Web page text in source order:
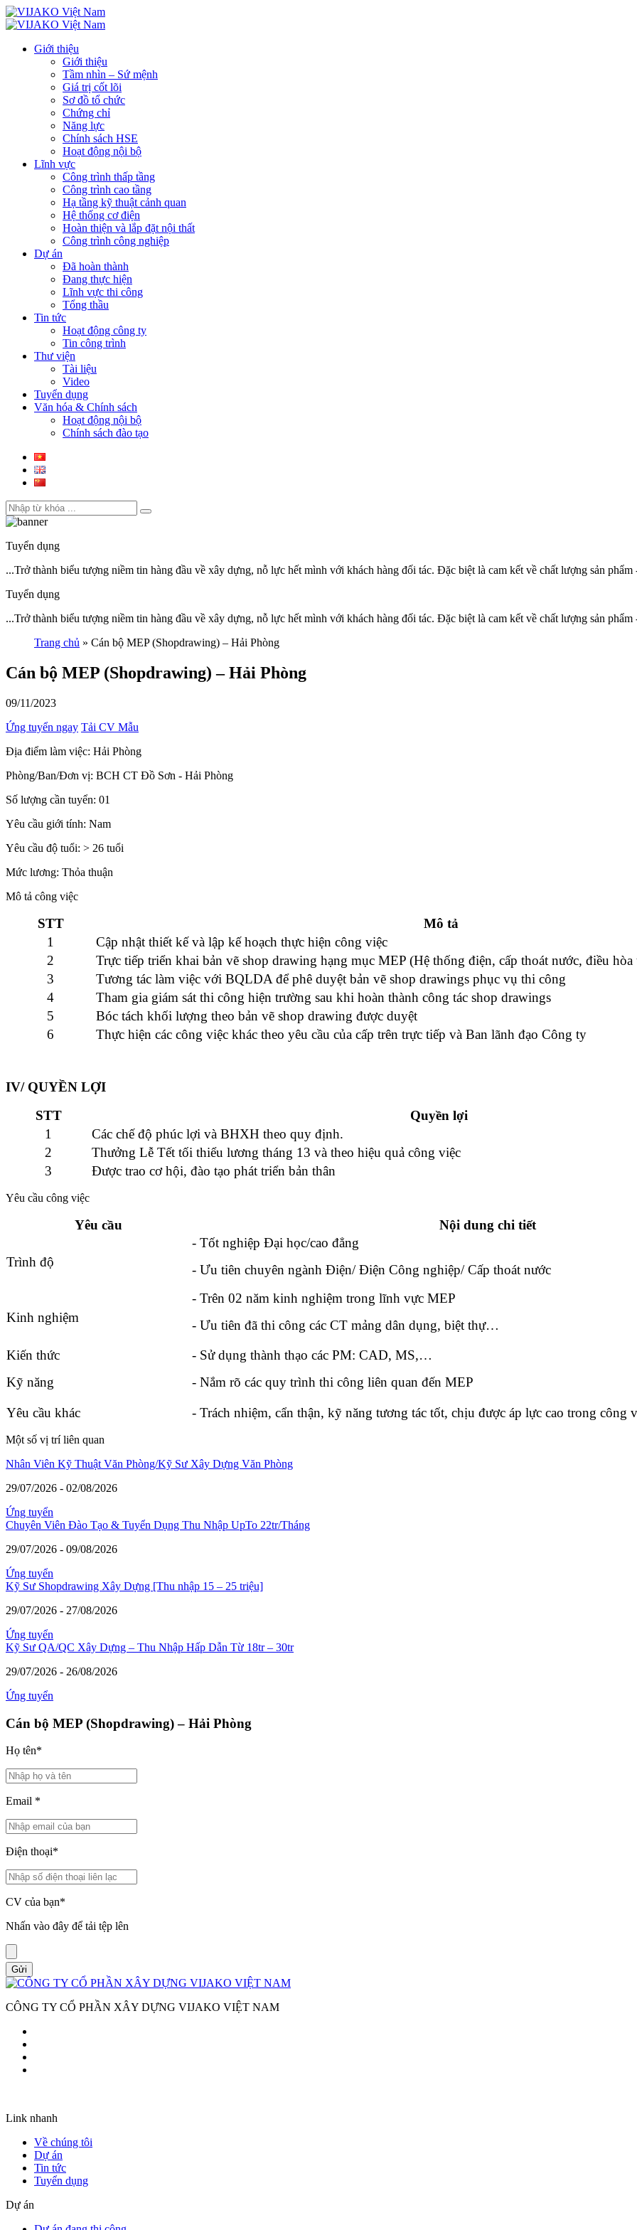
Giới thiệu
Giới thiệu
Tầm nhìn – Sứ mệnh
Giá trị cốt lõi
Sơ đồ tổ chức
Chứng chỉ
Năng lực
Chính sách HSE
Hoạt động nội bộ
Lĩnh vực
Công trình thấp tầng
Công trình cao tầng
Hạ tầng kỹ thuật cảnh quan
Hệ thống cơ điện
Hoàn thiện và lắp đặt nội thất
Công trình công nghiệp
Dự án
Đã hoàn thành
Đang thực hiện
Lĩnh vực thi công
Tổng thầu
Tin tức
Hoạt động công ty
Tin công trình
Thư viện
Tài liệu
Video
Tuyển dụng
Văn hóa & Chính sách
Hoạt động nội bộ
Chính sách đào tạo
Tuyển dụng
...Trở thành biểu tượng niềm tin hàng đầu về xây dựng, nỗ lực hết mình với khách hàng đối tác. Đặc biệt là cam kết về chất lượng sản
Tuyển dụng
...Trở thành biểu tượng niềm tin hàng đầu về xây dựng, nỗ lực hết mình với khách hàng đối tác. Đặc biệt là cam kết về chất lượng sản
Trang chủ » Cán bộ MEP (Shopdrawing) – Hải Phòng
Cán bộ MEP (Shopdrawing) – Hải Phòng
09/11/2023
Ứng tuyển ngay Tải CV Mẫu
Địa điểm làm việc: Hải Phòng
Phòng/Ban/Đơn vị: BCH CT Đồ Sơn - Hải Phòng
Số lượng cần tuyển: 01
Yêu cầu giới tính: Nam
Yêu cầu độ tuổi: > 26 tuổi
Mức lương: Thỏa thuận
Mô tả công việc
STT
Mô tả
1
Cập nhật thiết kế và lập kế hoạch thực hiện công việc
2
Trực tiếp triển khai bản vẽ shop drawing hạng mục MEP (Hệ thống điện, cấp thoát nước, điều
3
Tương tác làm việc với BQLDA để phê duyệt bản vẽ shop drawings phục vụ thi công
4
Tham gia giám sát thi công hiện trường sau khi hoàn thành công tác shop drawings
5
Bóc tách khối lượng theo bản vẽ shop drawing được duyệt
6
Thực hiện các công việc khác theo yêu cầu của cấp trên trực tiếp và Ban lãnh đạo Công ty
IV/ QUYỀN LỢI
STT
Quyền lợi
1
Các chế độ phúc lợi và BHXH theo quy định.
2
Thưởng Lễ Tết tối thiểu lương tháng 13 và theo hiệu quả công việc
3
Được trao cơ hội, đào tạo phát triển bản thân
Yêu cầu công việc
Yêu cầu Nội dung chi tiết
Trình độ
- Tốt nghiệp Đại học/cao đẳng
- Ưu tiên chuyên ngành Điện/ Điện Công nghiệp/ Cấp thoát nước
Kinh nghiệm
- Trên 02 năm kinh nghiệm trong lĩnh vực MEP
- Ưu tiên đã thi công các CT mảng dân dụng, biệt thự…
Kiến thức
Kỹ năng
- Sử dụng thành thạo các PM: CAD, MS,…
- Nắm rõ các quy trình thi công liên quan đến MEP
Yêu cầu khác - Trách nhiệm, cẩn thận, kỹ năng tương tác tốt, chịu được áp lực cao trong công
Một số vị trí liên quan
Nhân Viên Kỹ Thuật Văn Phòng/Kỹ Sư Xây Dựng Văn Phòng
29/07/2026 - 02/08/2026
Ứng tuyển
Chuyên Viên Đào Tạo & Tuyển Dụng Thu Nhập UpTo 22tr/Tháng
29/07/2026 - 09/08/2026
Ứng tuyển
Kỹ Sư Shopdrawing Xây Dựng [Thu nhập 15 – 25 triệu]
29/07/2026 - 27/08/2026
Ứng tuyển
Kỹ Sư QA/QC Xây Dựng – Thu Nhập Hấp Dẫn Từ 18tr – 30tr
29/07/2026 - 26/08/2026
Ứng tuyển
Cán bộ MEP (Shopdrawing) – Hải Phòng
Họ tên*
Email *
Điện thoại*
CV của bạn*
Nhấn vào đây để tải tệp lên
Gửi
CÔNG TY CỔ PHẦN XÂY DỰNG VIJAKO VIỆT NAM
Link nhanh
Về chúng tôi
Dự án
Tin tức
Tuyển dụng
Dự án